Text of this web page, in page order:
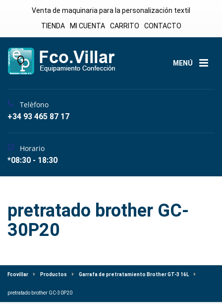
Venta de maquinaria para la personalización textil
TIENDA
MI CUENTA CARRITO CONTACTO
MENÚ
Telèfono
+34 93 465 87 17
Horario
*08:30 - 18:30
pretratado brother GC-
30P20
Fcovillar Productos Garrafa de pretratamiento Brother GT-3 16L
pretratado brother GC-30P20